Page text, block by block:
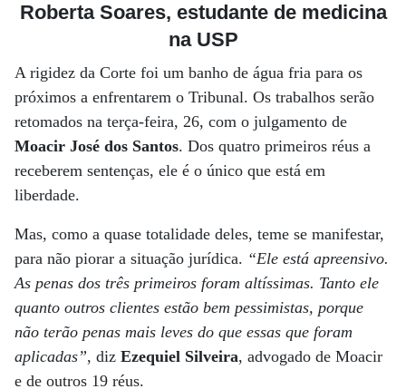
Roberta Soares, estudante de medicina
na USP
A rigidez da Corte foi um banho de água fria para os
próximos a enfrentarem o Tribunal. Os trabalhos serão
retomados na terça-feira, 26, com o julgamento de
Moacir José dos Santos. Dos quatro primeiros réus a
receberem sentenças, ele é o único que está em
liberdade.
Mas, como a quase totalidade deles, teme se manifestar,
para não piorar a situação jurídica. “Ele está apreensivo.
As penas dos três primeiros foram altíssimas. Tanto ele
quanto outros clientes estão bem pessimistas, porque
não terão penas mais leves do que essas que foram
aplicadas”, diz Ezequiel Silveira, advogado de Moacir
e de outros 19 réus.